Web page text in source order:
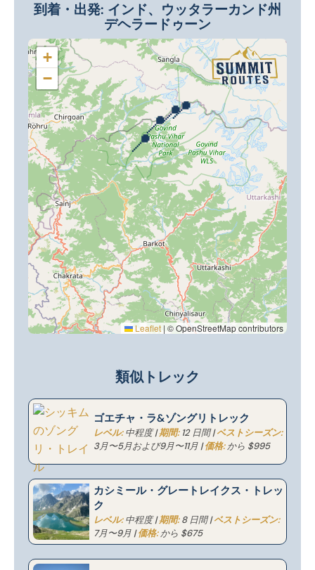
到着・出発: インド、ウッタラーカンド州
デヘラードゥーン
📍
📍
📍📍
📍
+
−
Leaflet | © OpenStreetMap contributors
類似トレック
ゴエチャ・ラ&ゾングリトレック
レベル:中程度 |期間:12 日間 |ベストシーズン:
3月〜5月および9月〜11月 |価格:から $995
カシミール・グレートレイクス・トレッ
ク
レベル:中程度 |期間:8 日間 |ベストシーズン:
7月〜9月 |価格:から $675